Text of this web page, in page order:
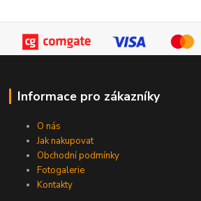
Informace pro zákazníky
O nás
Jak nakupovat
Obchodní podmínky
Fotogalerie
Kontakty